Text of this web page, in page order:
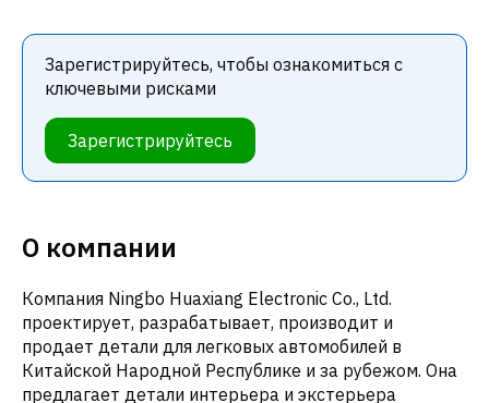
Зарегистрируйтесь, чтобы ознакомиться с
ключевыми рисками
Зарегистрируйтесь
О компании
Компания Ningbo Huaxiang Electronic Co., Ltd.
проектирует, разрабатывает, производит и
продает детали для легковых автомобилей в
Китайской Народной Республике и за рубежом. Она
предлагает детали интерьера и экстерьера